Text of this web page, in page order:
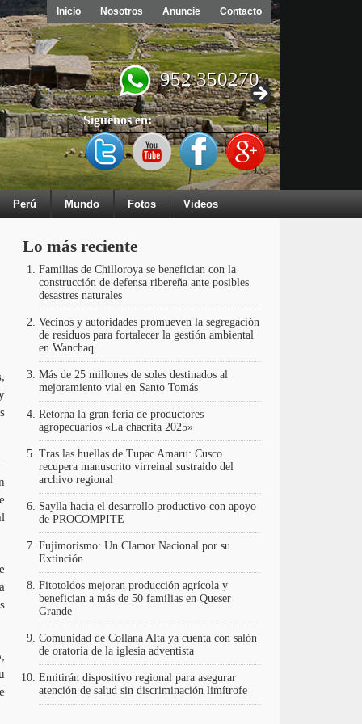
Inicio Nosotros Anuncie Contacto
952 350270
Síguenos en:
Perú Mundo Fotos Videos
Lo más reciente
Familias de Chilloroya se benefician con la
construcción de defensa ribereña ante posibles
desastres naturales
Vecinos y autoridades promueven la segregación
de residuos para fortalecer la gestión ambiental
en Wanchaq
Más de 25 millones de soles destinados al
mejoramiento vial en Santo Tomás
Retorna la gran feria de productores
agropecuarios «La chacrita 2025»
Tras las huellas de Tupac Amaru: Cusco
recupera manuscrito virreinal sustraido del
archivo regional
Saylla hacia el desarrollo productivo con apoyo
de PROCOMPITE
Fujimorismo: Un Clamor Nacional por su
Extinción
Fitotoldos mejoran producción agrícola y
benefician a más de 50 familias en Queser
Grande
Comunidad de Collana Alta ya cuenta con salón
de oratoria de la iglesia adventista
Emitirán dispositivo regional para asegurar
atención de salud sin discriminación limítrofe